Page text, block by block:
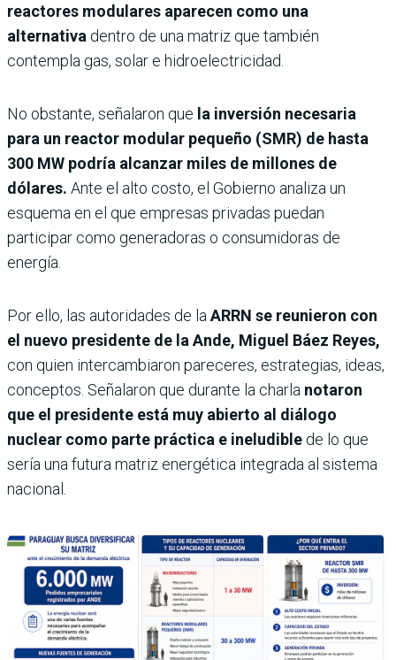
reactores modulares aparecen como una
alternativa dentro de una matriz que también
contempla gas, solar e hidroelectricidad.
No obstante, señalaron que la inversión necesaria
para un reactor modular pequeño (SMR) de hasta
300 MW podría alcanzar miles de millones de
dólares. Ante el alto costo, el Gobierno analiza un
esquema en el que empresas privadas puedan
participar como generadoras o consumidoras de
energía.
Por ello, las autoridades de la ARRN se reunieron con
el nuevo presidente de la Ande, Miguel Báez Reyes,
con quien intercambiaron pareceres, estrategias, ideas,
conceptos. Señalaron que durante la charla notaron
que el presidente está muy abierto al diálogo
nuclear como parte práctica e ineludible de lo que
sería una futura matriz energética integrada al sistema
nacional.